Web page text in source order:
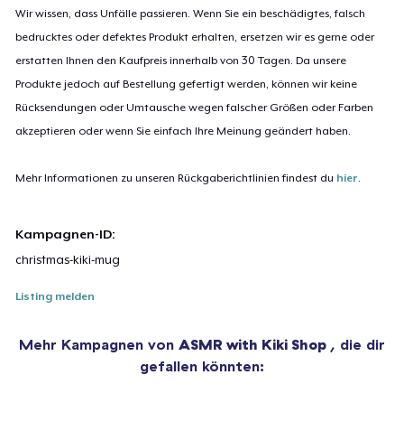
Wir wissen, dass Unfälle passieren. Wenn Sie ein beschädigtes, falsch
bedrucktes oder defektes Produkt erhalten, ersetzen wir es gerne oder
erstatten Ihnen den Kaufpreis innerhalb von 30 Tagen. Da unsere
Produkte jedoch auf Bestellung gefertigt werden, können wir keine
Rücksendungen oder Umtausche wegen falscher Größen oder Farben
akzeptieren oder wenn Sie einfach Ihre Meinung geändert haben.
Mehr Informationen zu unseren Rückgaberichtlinien findest du hier.
Kampagnen-ID:
christmas-kiki-mug
Listing melden
Mehr Kampagnen von ASMR with Kiki Shop , die dir
gefallen könnten: